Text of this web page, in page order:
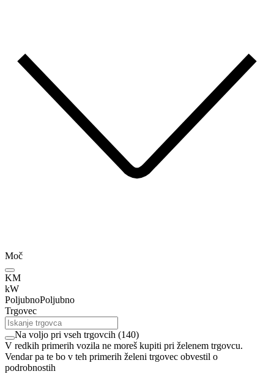
Moč
KM
kW
PoljubnoPoljubno
Trgovec
Na voljo pri vseh trgovcih (140)
V redkih primerih vozila ne moreš kupiti pri želenem trgovcu.
Vendar pa te bo v teh primerih želeni trgovec obvestil o
podrobnostih